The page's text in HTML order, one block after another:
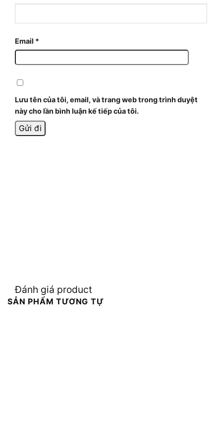
Email *
Lưu tên của tôi, email, và trang web trong trình duyệt
này cho lần bình luận kế tiếp của tôi.
Đánh giá product
SẢN PHẨM TƯƠNG TỰ